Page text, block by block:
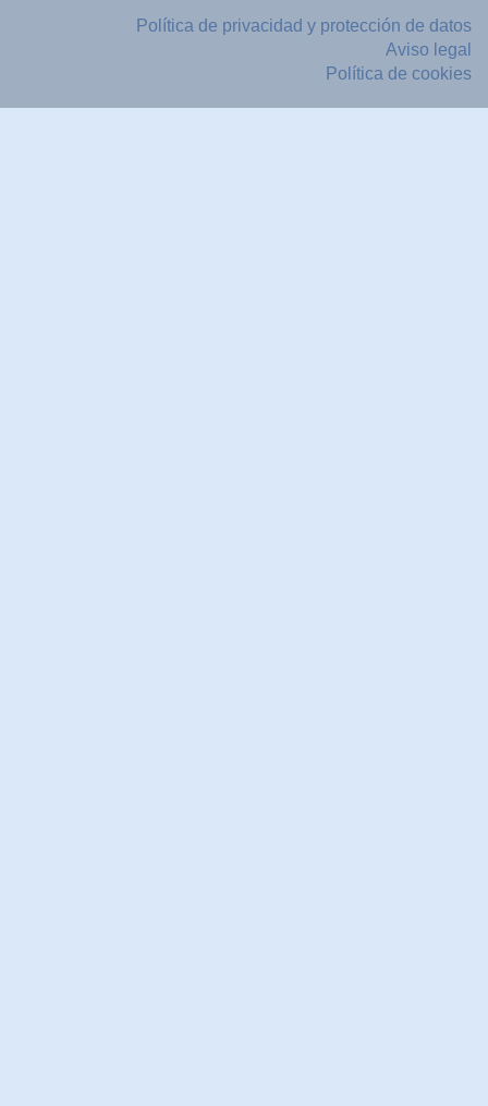
Política de privacidad y protección de datos
Aviso legal
Política de cookies